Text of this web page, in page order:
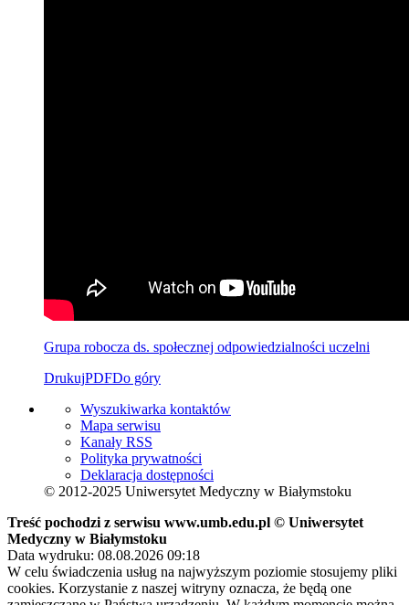
Grupa robocza ds. społecznej odpowiedzialności uczelni
DrukujPDFDo góry
Wyszukiwarka kontaktów
Mapa serwisu
Kanały RSS
Polityka prywatności
Deklaracja dostępności
© 2012-2025 Uniwersytet Medyczny w Białymstoku
Treść pochodzi z serwisu www.umb.edu.pl © Uniwersytet
Medyczny w Białymstoku
Data wydruku: 08.08.2026 09:18
W celu świadczenia usług na najwyższym poziomie stosujemy pliki
cookies. Korzystanie z naszej witryny oznacza, że będą one